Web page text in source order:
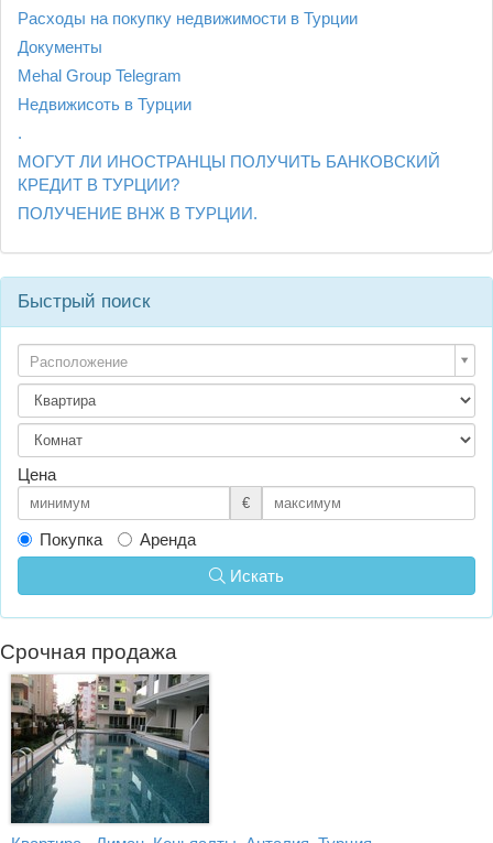
Расходы на покупку недвижимости в Турции
Документы
Mehal Group Telegram
Недвижисоть в Турции
.
МОГУТ ЛИ ИНОСТРАНЦЫ ПОЛУЧИТЬ БАНКОВСКИЙ
КРЕДИТ В ТУРЦИИ?
ПОЛУЧЕНИЕ ВНЖ В ТУРЦИИ.
Быстрый поиск
Расположение
Цена
€
Покупка
Аренда
Искать
Срочная продажа